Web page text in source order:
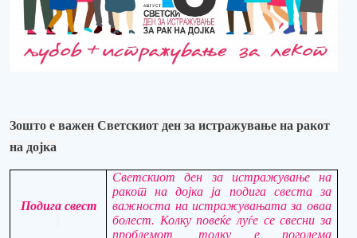
Зошто е важен Светскиот ден за истражување на ракот
на дојка
Подига свест
Светскиот ден за истражување на
ракот на дојка ја подига свеста за
важноста на истражувањата за оваа
болест. Колку повеќе луѓе се свесни за
проблемот, толку е поголема